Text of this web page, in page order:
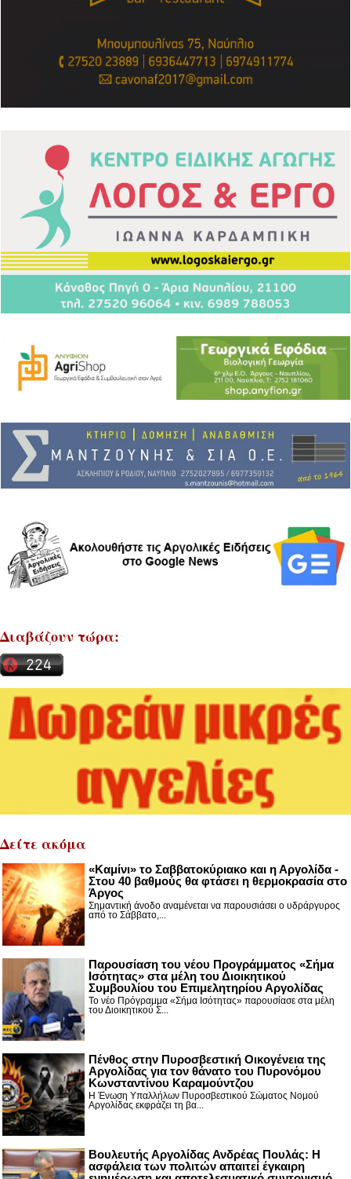
Διαβάζουν τώρα:
Δείτε ακόμα
«Καμίνι» το Σαββατοκύριακο και η Αργολίδα -
Στου 40 βαθμούς θα φτάσει η θερμοκρασία στο
Άργος
Σημαντική άνοδο αναμένεται να παρουσιάσει ο υδράργυρος
από το Σάββατο,...
Παρουσίαση του νέου Προγράμματος «Σήμα
Ισότητας» στα μέλη του Διοικητικού
Συμβουλίου του Επιμελητηρίου Αργολίδας
Το νέο Πρόγραμμα «Σήμα Ισότητας» παρουσίασε στα μέλη
του Διοικητικού Σ...
Πένθος στην Πυροσβεστική Οικογένεια της
Αργολίδας για τον θάνατο του Πυρονόμου
Κωνσταντίνου Καραμούντζου
Η Ένωση Υπαλλήλων Πυροσβεστικού Σώματος Νομού
Αργολίδας εκφράζει τη βα...
Βουλευτής Αργολίδας Ανδρέας Πουλάς: Η
ασφάλεια των πολιτών απαιτεί έγκαιρη